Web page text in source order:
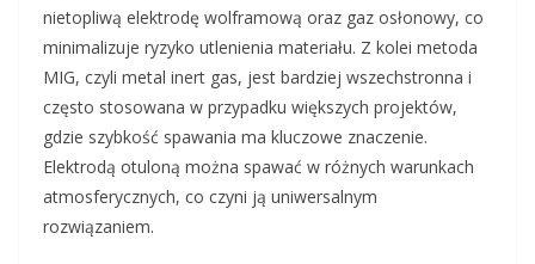
nietopliwą elektrodę wolframową oraz gaz osłonowy, co
minimalizuje ryzyko utlenienia materiału. Z kolei metoda
MIG, czyli metal inert gas, jest bardziej wszechstronna i
często stosowana w przypadku większych projektów,
gdzie szybkość spawania ma kluczowe znaczenie.
Elektrodą otuloną można spawać w różnych warunkach
atmosferycznych, co czyni ją uniwersalnym
rozwiązaniem.